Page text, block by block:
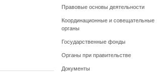
Правовые основы деятельности
Координационные и совещательные
органы
Государственные фонды
Органы при правительстве
Документы